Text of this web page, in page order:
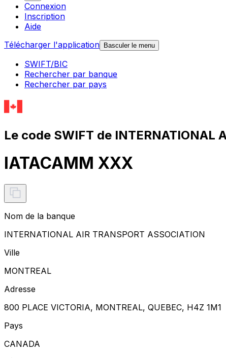
Connexion
Inscription
Aide
Télécharger l'application Basculer le menu
SWIFT/BIC
Rechercher par banque
Rechercher par pays
Le code SWIFT de INTERNATIONAL
IATACAMM XXX
Nom de la banque
INTERNATIONAL AIR TRANSPORT ASSOCIATION
Ville
MONTREAL
Adresse
800 PLACE VICTORIA, MONTREAL, QUEBEC, H4Z 1M1
Pays
CANADA